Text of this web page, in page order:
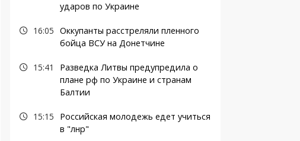
ударов по Украине
16:05 Оккупанты расстреляли пленного
бойца ВСУ на Донетчине
15:41
Разведка Литвы предупредила о
плане рф по Украине и странам
Балтии
15:15
Российская молодежь едет учиться
в "лнр"